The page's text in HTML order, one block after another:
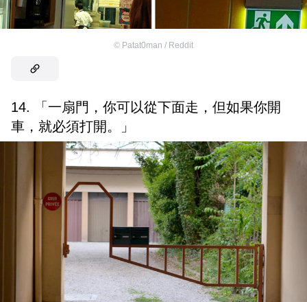
© Patat0man / Reddit
14. 「一扇門，你可以從下面走，但如果你開
車，就必須打開。」